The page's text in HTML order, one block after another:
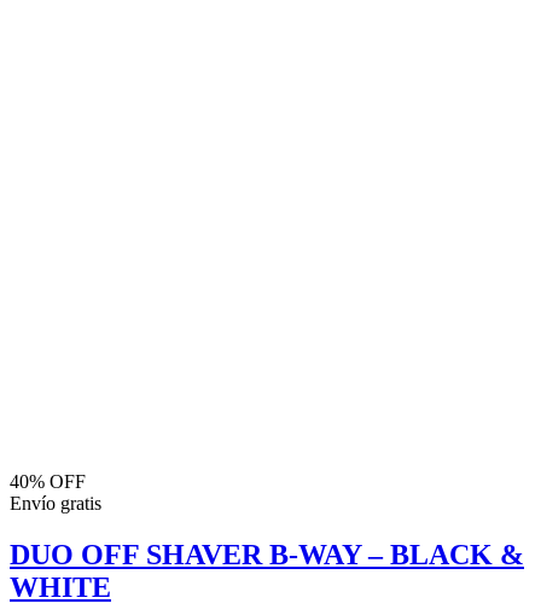
40% OFF
Envío gratis
DUO OFF SHAVER B-WAY – BLACK &
WHITE